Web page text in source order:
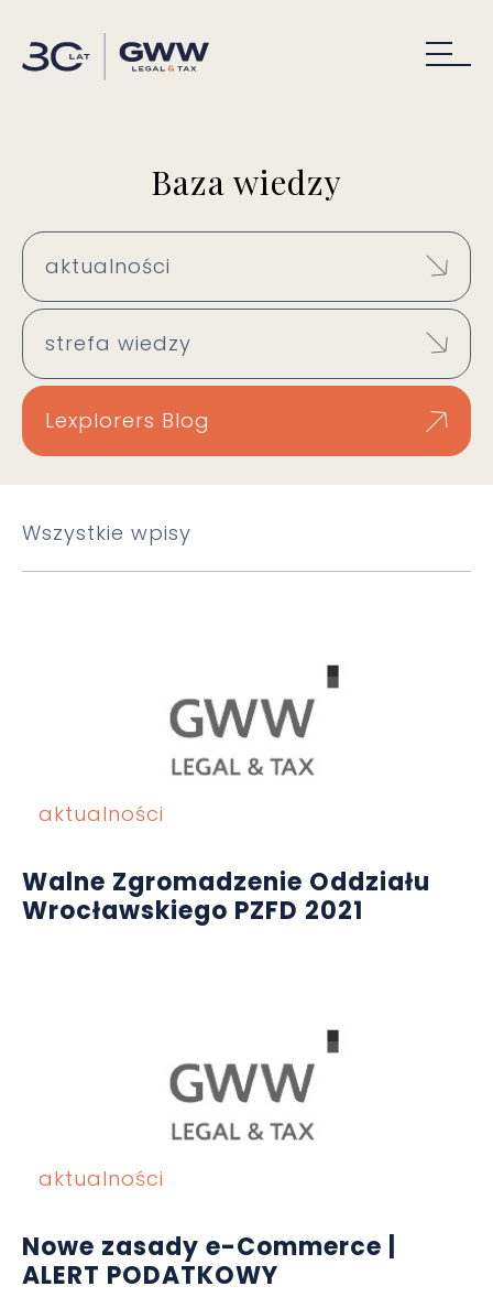
Baza wiedzy
aktualności
strefa wiedzy
Lexplorers Blog
Wszystkie wpisy
aktualności
Walne Zgromadzenie Oddziału
Wrocławskiego PZFD 2021
aktualności
Nowe zasady e-Commerce |
ALERT PODATKOWY